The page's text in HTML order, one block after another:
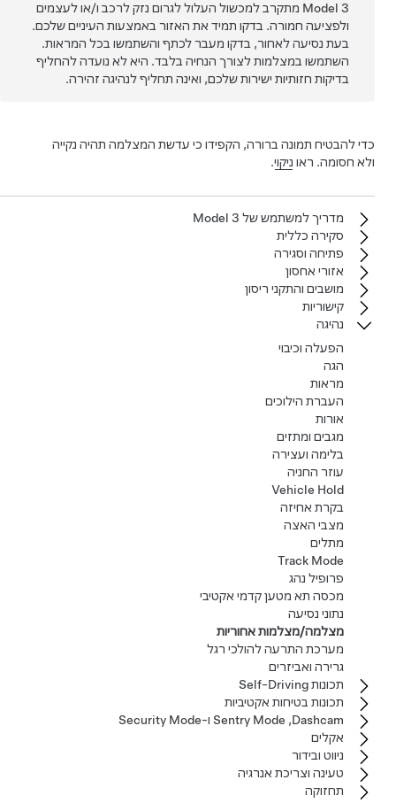
Model 3מתקרב למכשול העלול לגרום נזק לרכב ו/או לעצמים
ולפציעה חמורה. בדקו תמיד את האזור באמצעות העיניים שלכם.
בעת נסיעה לאחור, בדקו מעבר לכתף והשתמשו בכל המראות.
השתמשו במצלמותלצורך הנחיה בלבד. היא לא נועדה להחליף
בדיקות חזותיות ישירות שלכם, ואינה תחליף לנהיגה זהירה.
כדי להבטיח תמונה ברורה, הקפידו כי עדשת המצלמה תהיה נקייה
ולא חסומה. ראו ניקוי .
מדריך למשתמש של‏ Model 3‏
סקירה כללית
פתיחה וסגירה
אזורי אחסון
מושבים והתקני ריסון
קישוריות
נהיגה
הפעלה וכיבוי
מראות
העברת הילוכים
אורות
מגבים ומתזים
בלימה ועצירה
עוזר החניה
Vehicle Hold
בקרת אחיזה
מצבי האצה
מתלים
Track Mode
פרופיל נהג
מכסה תא מטען קדמי אקטיבי
נתוני נסיעה
מצלמה/מצלמות אחוריות
מערכת התרעה להולכי רגל
גרירה ואביזרים
תכונות Self-Driving
תכונות בטיחות אקטיביות
Dashcam‏, Sentry Mode ו-Security Mode
אקלים
ניווט ובידור
טעינה וצריכת אנרגיה
תחזוקה